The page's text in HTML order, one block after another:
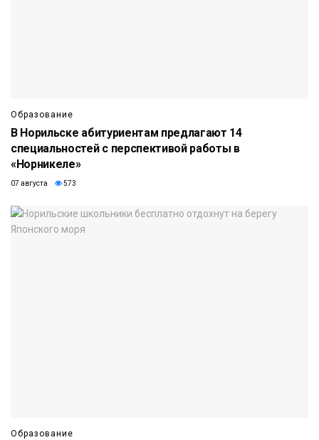
Образование
В Норильске абитуриентам предлагают 14
специальностей с перспективой работы в
«Норникеле»
07 августа 573
Образование